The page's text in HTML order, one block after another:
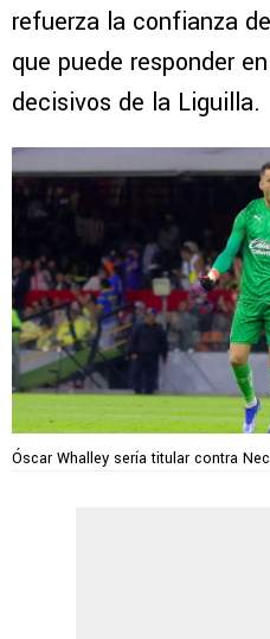
refuerza la confianza
que puede responder
decisivos de la Liguilla.
Óscar Whalley sería titular contra